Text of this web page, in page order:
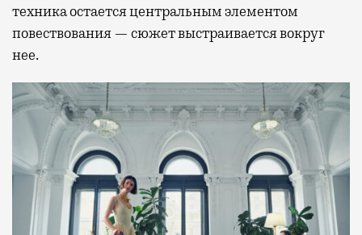
техника остается центральным элементом
повествования — сюжет выстраивается вокруг
нее.